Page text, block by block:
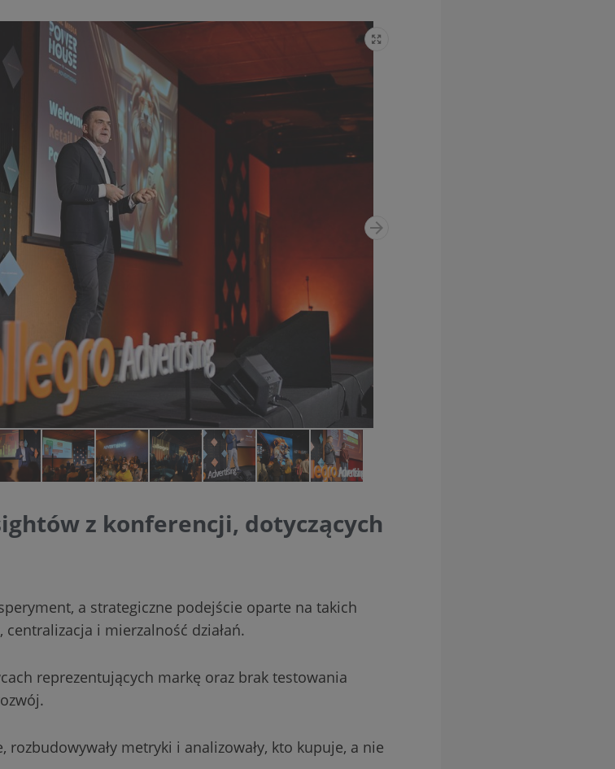
z konferencji, dotyczących
a strategiczne podejście oparte na takich
i mierzalność działań.
reprezentujących markę oraz brak testowania
rozbudowywały metryki i analizowały, kto kupuje, a nie